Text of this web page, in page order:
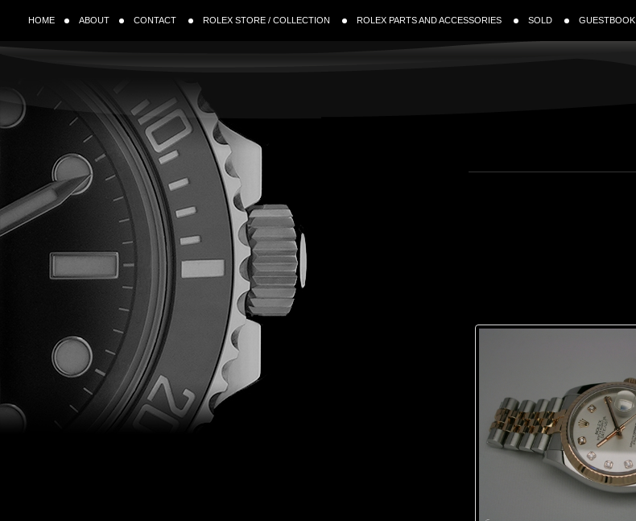
HOME ABOUT CONTACT ROLEX STORE / COLLECTION ROLEX PARTS AND ACCESSORIES SOLD GUESTBOOK